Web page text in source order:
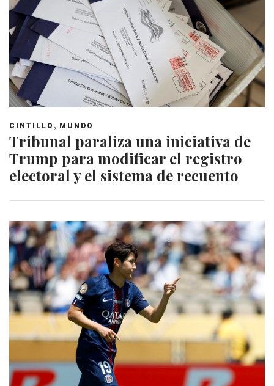
CINTILLO , MUNDO
Tribunal paraliza una iniciativa de
Trump para modificar el registro
electoral y el sistema de recuento